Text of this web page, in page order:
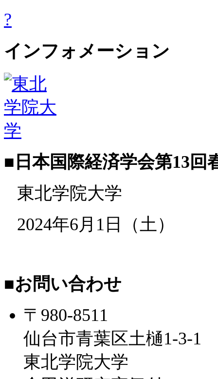
?
インフォメーション
■ 日本国際経済学会第13回
東北学院大学
2024年6月1日（土）
■お問い合わせ
〒980-8511
仙台市青葉区土樋1-3-1
東北学院大学